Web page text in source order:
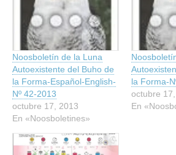
Noosboletín de la Luna
Autoexistente del Buho de
la Forma-Español-English-
Nº 42-2013
octubre 17, 2013
En «Noosboletines»
la Forma-
octubre
En